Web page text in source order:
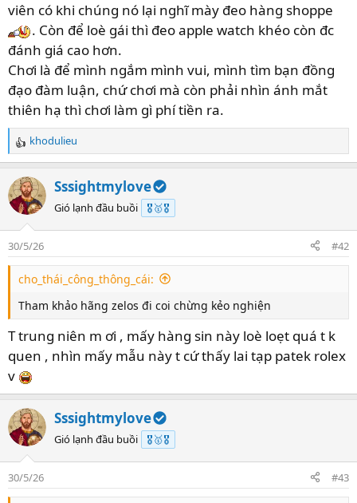
viên có khi chúng nó lại nghĩ mày đeo hàng shoppe
. Còn để loè gái thì đeo apple watch khéo còn đc
đánh giá cao hơn.
Chơi là để mình ngắm mình vui, mình tìm bạn đồng
đạo đàm luận, chứ chơi mà còn phải nhìn ánh mắt
thiên hạ thì chơi làm gì phí tiền ra.
R
e
a
c
t
n
s
khodulieu
Sssightmylove
Gió lạnh đầu buồi 🎖️🥇🎖️
30/5/26 #42
cho_thái_công_thông_cái:
Tham khảo hãng zelos đi coi chừng kẻo nghiện
T trung niên m ơi , mấy hàng sin này loè loẹt quá t k
quen , nhìn mấy mẫu này t cứ thấy lai tạp patek rolex
v
Sssightmylove
Gió lạnh đầu buồi 🎖️🥇🎖️
30/5/26 #43